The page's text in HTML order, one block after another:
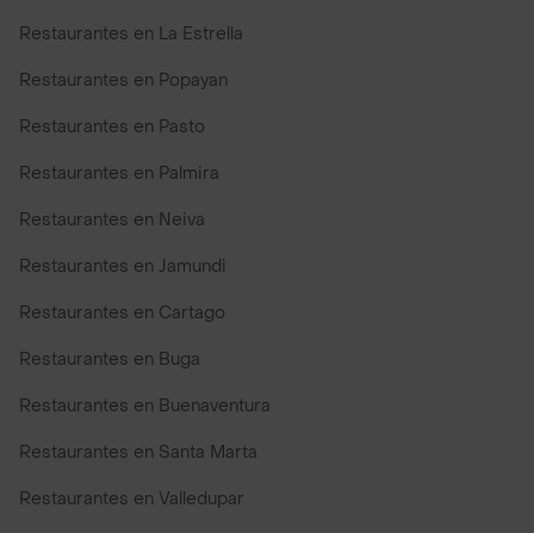
Restaurantes en La Estrella
Restaurantes en Popayan
Restaurantes en Pasto
Restaurantes en Palmira
Restaurantes en Neiva
Restaurantes en Jamundi
Restaurantes en Cartago
Restaurantes en Buga
Restaurantes en Buenaventura
Restaurantes en Santa Marta
Restaurantes en Valledupar